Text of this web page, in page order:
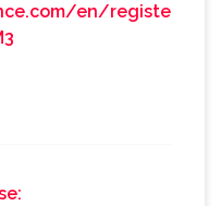
en/registe